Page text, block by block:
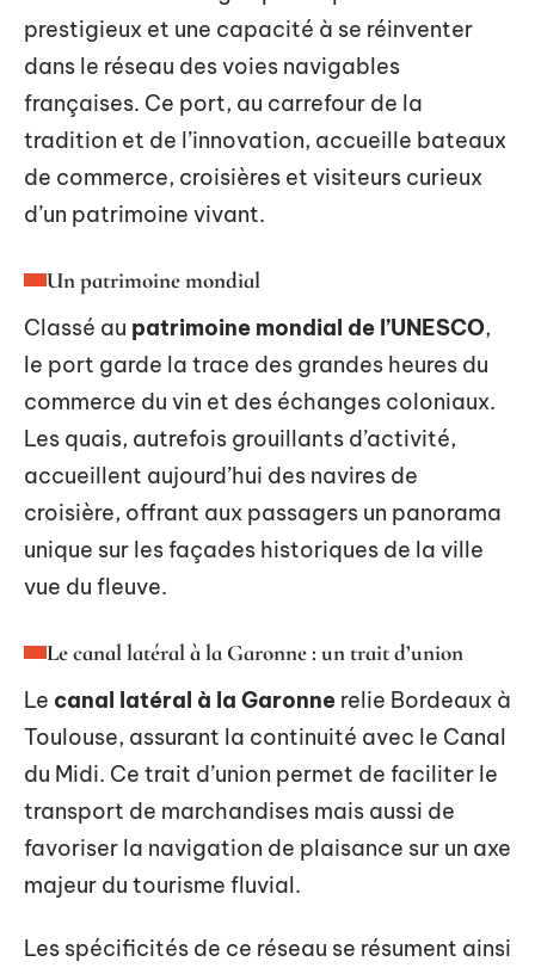
prestigieux et une capacité à se réinventer
dans le réseau des voies navigables
françaises. Ce port, au carrefour de la
tradition et de l’innovation, accueille bateaux
de commerce, croisières et visiteurs curieux
d’un patrimoine vivant.
Un patrimoine mondial
Classé au patrimoine mondial de l’UNESCO,
le port garde la trace des grandes heures du
commerce du vin et des échanges coloniaux.
Les quais, autrefois grouillants d’activité,
accueillent aujourd’hui des navires de
croisière, offrant aux passagers un panorama
unique sur les façades historiques de la ville
vue du fleuve.
Le canal latéral à la Garonne : un trait d’union
Le canal latéral à la Garonne relie Bordeaux à
Toulouse, assurant la continuité avec le Canal
du Midi. Ce trait d’union permet de faciliter le
transport de marchandises mais aussi de
favoriser la navigation de plaisance sur un axe
majeur du tourisme fluvial.
Les spécificités de ce réseau se résument ainsi